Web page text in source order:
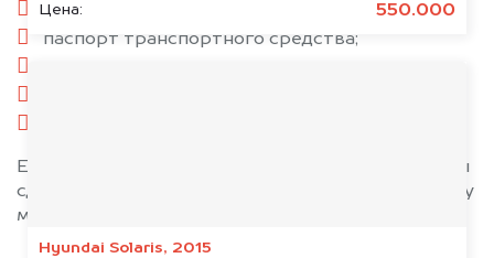
Цена: 550.000
Hyundai Solaris, 2015
паспорт гражданина РФ;
паспорт транспортного средства;
Если у вас нет всех документов, то наши юристы
сделают всё возможное, чтобы оформить сделку
максимально быстро!